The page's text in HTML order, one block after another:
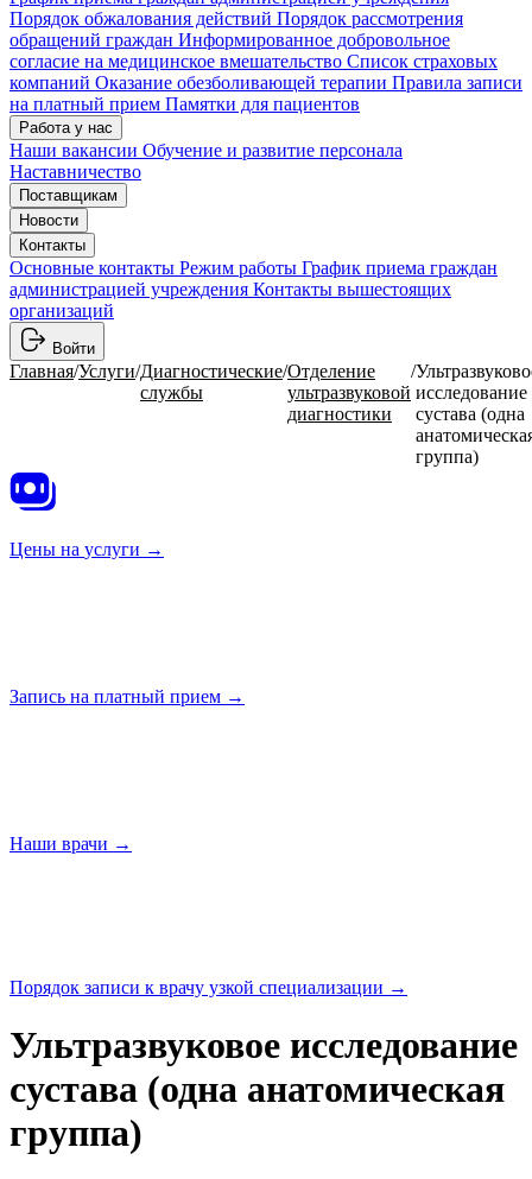
Порядок обжалования действий Порядок рассмотрения
обращений граждан Информированное добровольное
согласие на медицинское вмешательство Список страховых
компаний Оказание обезболивающей терапии Правила записи
на платный прием Памятки для пациентов
Работа у нас
Наши вакансии Обучение и развитие персонала
Наставничество
Поставщикам
Новости
Контакты
Основные контакты Режим работы График приема граждан
администрацией учреждения Контакты вышестоящих
организаций
Войти
Главная/Услуги/Диагностические
службы
/Отделение
ультразвуковой
диагностики
/
исследование
сустава (одна
группа)
Цены на услуги →
Запись на платный прием →
Наши врачи →
Порядок записи к врачу узкой специализации →
Ультразвуковое исследование
сустава (одна анатомическая
группа)